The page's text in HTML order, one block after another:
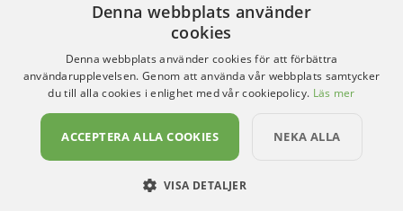
Denna webbplats använder
cookies
Denna webbplats använder cookies för att förbättra
användarupplevelsen. Genom att använda vår webbplats samtycker
du till alla cookies i enlighet med vår cookiepolicy. Läs mer
ACCEPTERA ALLA COOKIES NEKA ALLA
VISA DETALJER